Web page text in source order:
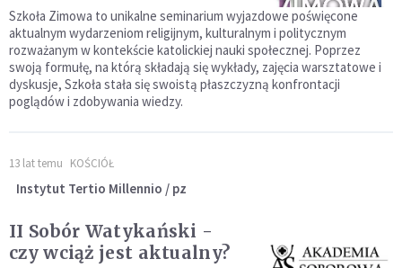
Szkoła Zimowa to unikalne seminarium wyjazdowe poświęcone
aktualnym wydarzeniom religijnym, kulturalnym i politycznym
rozważanym w kontekście katolickiej nauki społecznej. Poprzez
swoją formułę, na którą składają się wykłady, zajęcia warsztatowe i
dyskusje, Szkoła stała się swoistą płaszczyzną konfrontacji
poglądów i zdobywania wiedzy.
13 lat temu KOŚCIÓŁ
Instytut Tertio Millennio / pz
II Sobór Watykański -
czy wciąż jest aktualny?